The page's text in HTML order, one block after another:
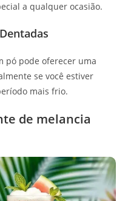
a qualquer ocasião.
pó pode oferecer uma
se você estiver
mais frio.
de melancia